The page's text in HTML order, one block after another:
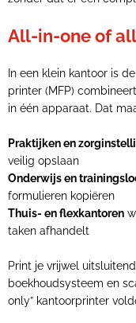
All-in-one of
In een klein kantoor is
printer (MFP)
in één apparaat. Dat
Praktijken en
veilig opslaan
Onderwijs en
formulieren kopiëren
Thuis- en flexkantoren
taken afhandelt
Print je vrijwel
boekhoudsysteem en
only” kantoorprinter